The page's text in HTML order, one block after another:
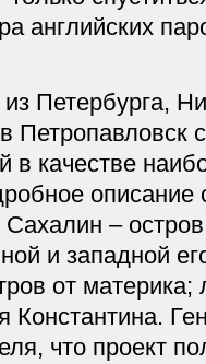
английских
Петербурга,
Петропавловск
в качестве
описание
–
и западной
от
Константина.
что проект